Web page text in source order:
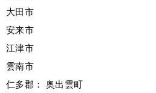
大田市
安来市
江津市
雲南市
仁多郡： 奥出雲町